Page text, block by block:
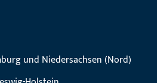
und Niedersachsen (Nord)